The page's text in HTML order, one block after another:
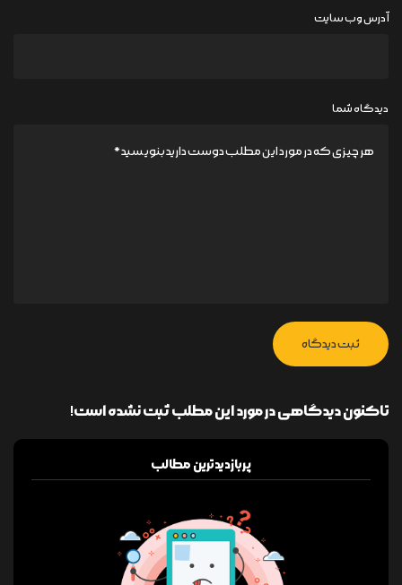
آدرس وب سایت
دیدگاه شما
ثبت دیدگاه
تاکنون دیدگاهی در مورد این مطلب ثبت نشده است!
پربازدیدترین مطالب